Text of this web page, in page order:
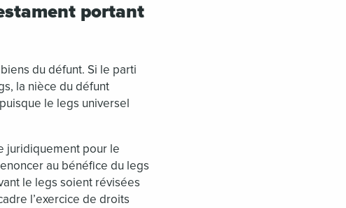
portant
du défunt. Si le parti
la nièce du défunt
le legs universel
juridiquement pour le
au bénéfice du legs
le legs soient révisées
l’exercice de droits